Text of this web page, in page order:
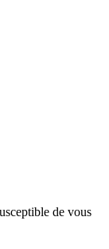
de vous